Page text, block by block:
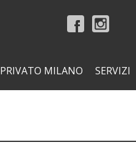
MILANO SERVIZI